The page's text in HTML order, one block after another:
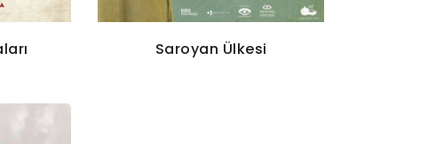
Saroyan Ülkesi